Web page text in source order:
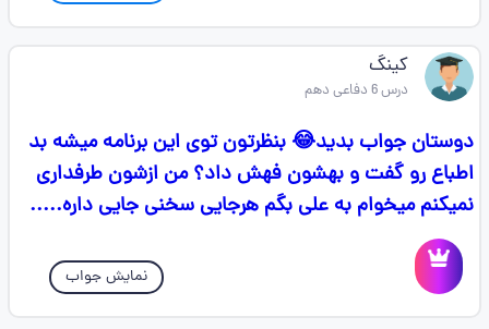
کینگ
درس 6 دفاعی دهم
دوستان جواب بدید😂 بنظرتون توی این برنامه میشه بد
اطباع رو گفت و بهشون فهش داد؟ من ازشون طرفداری
نمیکنم میخوام به علی بگم هرجایی سخنی جایی داره.....
نمایش جواب